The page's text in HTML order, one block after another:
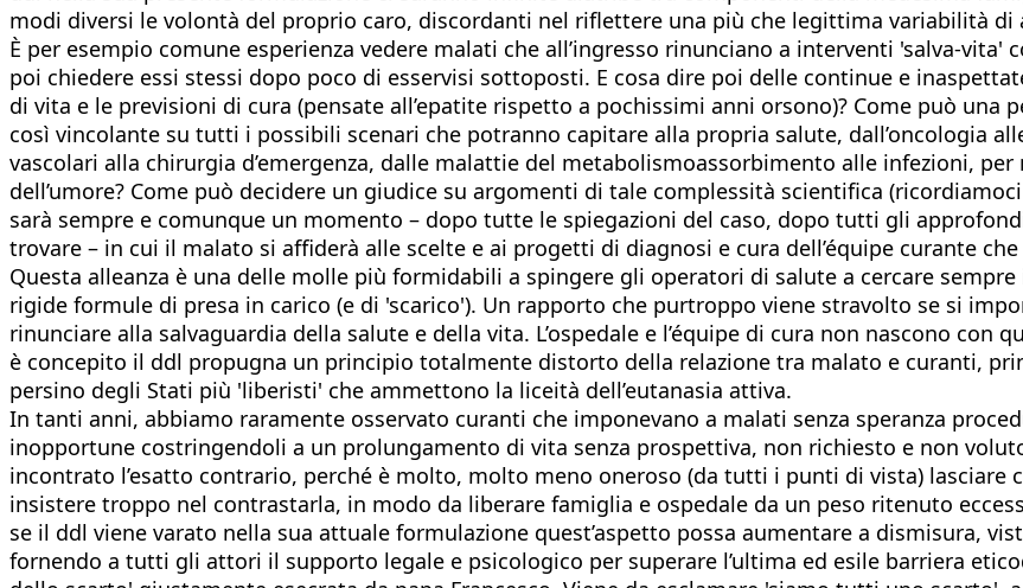
modi diversi le volontà del proprio caro, discordanti nel riflettere una più che legittima variabilità di
È per esempio comune esperienza vedere malati che all’ingresso rinunciano a interventi 'salva-
poi chiedere essi stessi dopo poco di esservisi sottoposti. E cosa dire poi delle continue e
di vita e le previsioni di cura (pensate all’epatite rispetto a pochissimi anni orsono)? Come può una
così vincolante su tutti i possibili scenari che potranno capitare alla propria salute, dall’oncologia
vascolari alla chirurgia d’emergenza, dalle malattie del metabolismoassorbimento alle infezioni,
dell’umore? Come può decidere un giudice su argomenti di tale complessità scientifica (ricordiamoci
sarà sempre e comunque un momento – dopo tutte le spiegazioni del caso, dopo tutti gli
trovare – in cui il malato si affiderà alle scelte e ai progetti di diagnosi e cura dell’équipe curante
Questa alleanza è una delle molle più formidabili a spingere gli operatori di salute a cercare
rigide formule di presa in carico (e di 'scarico'). Un rapporto che purtroppo viene stravolto se si
rinunciare alla salvaguardia della salute e della vita. L’ospedale e l’équipe di cura non nascono con
è concepito il ddl propugna un principio totalmente distorto della relazione tra malato e curanti,
persino degli Stati più 'liberisti' che ammettono la liceità dell’eutanasia attiva.
In tanti anni, abbiamo raramente osservato curanti che imponevano a malati senza speranza
inopportune costringendoli a un prolungamento di vita senza prospettiva, non richiesto e non
incontrato l’esatto contrario, perché è molto, molto meno oneroso (da tutti i punti di vista) lasciare
insistere troppo nel contrastarla, in modo da liberare famiglia e ospedale da un peso ritenuto
se il ddl viene varato nella sua attuale formulazione quest’aspetto possa aumentare a dismisura,
fornendo a tutti gli attori il supporto legale e psicologico per superare l’ultima ed esile barriera